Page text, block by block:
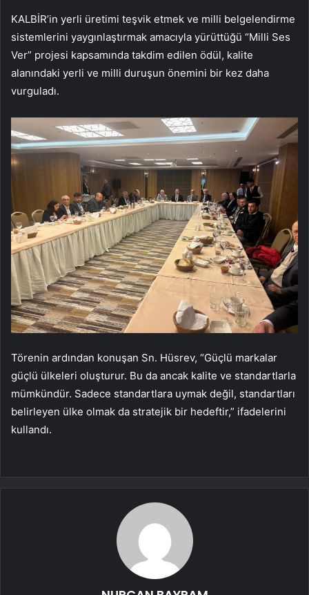
KALBİR’in yerli üretimi teşvik etmek ve milli belgelendirme
sistemlerini yaygınlaştırmak amacıyla yürüttüğü “Milli Ses
Ver” projesi kapsamında takdim edilen ödül, kalite
alanındaki yerli ve milli duruşun önemini bir kez daha
vurguladı.
Törenin ardından konuşan Sn. Hüsrev, “Güçlü markalar
güçlü ülkeleri oluşturur. Bu da ancak kalite ve standartlarla
mümkündür. Sadece standartlara uymak değil, standartları
belirleyen ülke olmak da stratejik bir hedeftir,” ifadelerini
kullandı.